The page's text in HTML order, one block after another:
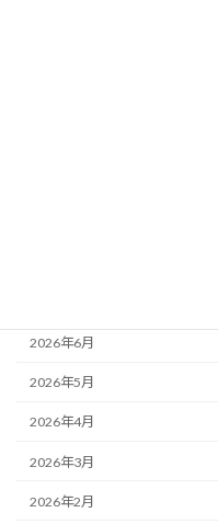
2026年6月
2026年5月
2026年4月
2026年3月
2026年2月